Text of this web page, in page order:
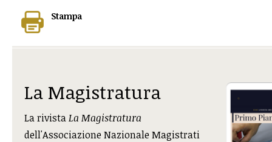
Stampa
La Magistratura
La rivistaLa Magistratura
dell'Associazione Nazionale Magistrati